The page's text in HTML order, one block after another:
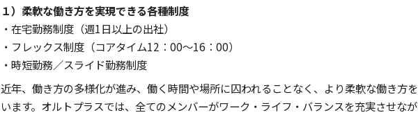
１）柔軟な働き方を実現できる各種制度
・在宅勤務制度（週1日以上の出社）
・フレックス制度（コアタイム12：00～16：00）
・時短勤務／スライド勤務制度
近年、働き方の多様化が進み、働く時間や場所に囚われることなく、より柔軟な働き方
います。オルトプラスでは、全てのメンバーがワーク・ライフ・バランスを充実させな